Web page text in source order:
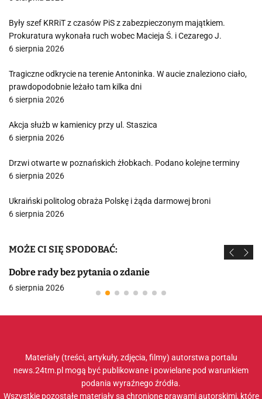
Były szef KRRiT z czasów PiS z zabezpieczonym majątkiem.
Prokuratura wykonała ruch wobec Macieja Ś. i Cezarego J.
6 sierpnia 2026
Tragiczne odkrycie na terenie Antoninka. W aucie znaleziono ciało,
prawdopodobnie leżało tam kilka dni
6 sierpnia 2026
Akcja służb w kamienicy przy ul. Staszica
6 sierpnia 2026
Drzwi otwarte w poznańskich żłobkach. Podano kolejne terminy
6 sierpnia 2026
Ukraiński politolog obraża Polskę i żąda darmowej broni
6 sierpnia 2026
MOŻE CI SIĘ SPODOBAĆ:
Dobre rady bez pytania o zdanie
6 sierpnia 2026
Materiały (treści, artykuły, zdjęcia, filmy) autorstwa portalu
news.24tm.pl mogą być publikowane i powielane pod warunkiem
podania wyraźnego źródła.
Wszystkie pozostałe materiały są chronione prawami autorskimi, które